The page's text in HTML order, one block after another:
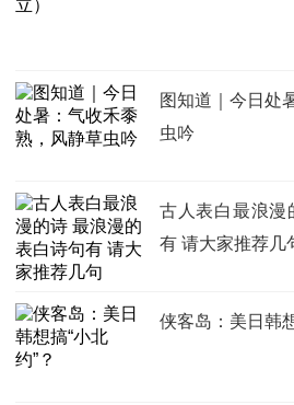
图知道｜今日处
虫吟
古人表白最浪漫
有 请大家推荐几
侠客岛：美日韩